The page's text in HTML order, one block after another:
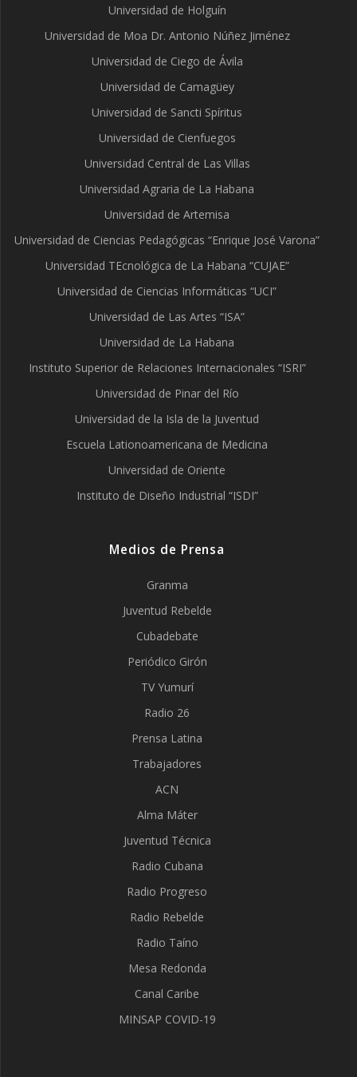
Universidad de Holguín
Universidad de Moa Dr. Antonio Núñez Jiménez
Universidad de Ciego de Ávila
Universidad de Camagüey
Universidad de Sancti Spíritus
Universidad de Cienfuegos
Universidad Central de Las Villas
Universidad Agraria de La Habana
Universidad de Artemisa
Universidad de Ciencias Pedagógicas “Enrique José Varona”
Universidad TEcnológica de La Habana “CUJAE”
Universidad de Ciencias Informáticas “UCI”
Universidad de Las Artes “ISA”
Universidad de La Habana
Instituto Superior de Relaciones Internacionales “ISRI”
Universidad de Pinar del Río
Universidad de la Isla de la Juventud
Escuela Lationoamericana de Medicina
Universidad de Oriente
Instituto de Diseño Industrial “ISDI”
Medios de Prensa
Granma
Juventud Rebelde
Cubadebate
Periódico Girón
TV Yumurí
Radio 26
Prensa Latina
Trabajadores
ACN
Alma Máter
Juventud Técnica
Radio Cubana
Radio Progreso
Radio Rebelde
Radio Taíno
Mesa Redonda
Canal Caribe
MINSAP COVID-19